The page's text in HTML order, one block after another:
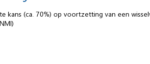
kans (ca. 70%) op voortzetting van een